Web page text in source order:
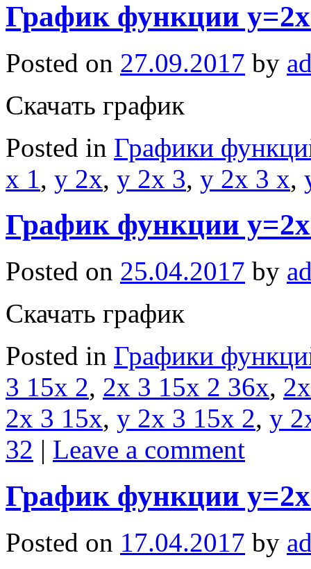
График функции
Posted on 27.09.2017 by
Скачать график
Posted in Графики
x 1 , y 2x, y 2x 3, y 2x 3 x,
График функции
Posted on 25.04.2017 by
Скачать график
Posted in Графики
3 15x 2, 2x 3 15x 2 36x,
2x 3 15x, y 2x 3 15x 2, y
32 | Leave a comment
График функции
Posted on 17.04.2017 by